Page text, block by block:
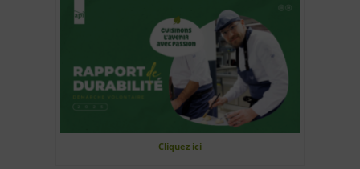
Cliquez ici